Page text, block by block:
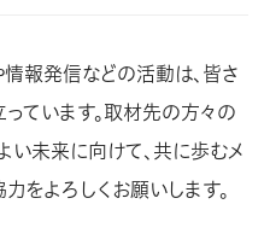
報発信などの活動は、皆さ
ています。取材先の方々の
い未来に向けて、共に歩むメ
をよろしくお願いします。